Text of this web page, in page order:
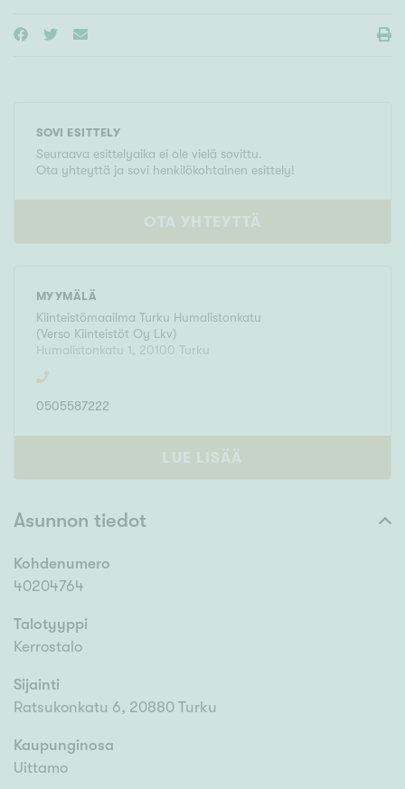
SOVI ESITTELY
Seuraava esittelyaika ei ole vielä sovittu.
Ota yhteyttä ja sovi henkilökohtainen esittely!
OTA YHTEYTTÄ
MYYMÄLÄ
Kiinteistömaailma Turku Humalistonkatu
(Verso Kiinteistöt Oy Lkv)
Humalistonkatu 1 , 20100 Turku
0505587222
LUE LISÄÄ
Asunnon tiedot
Kohdenumero
40204764
Talotyyppi
Kerrostalo
Sijainti
Ratsukonkatu 6, 20880 Turku
Kaupunginosa
Uittamo